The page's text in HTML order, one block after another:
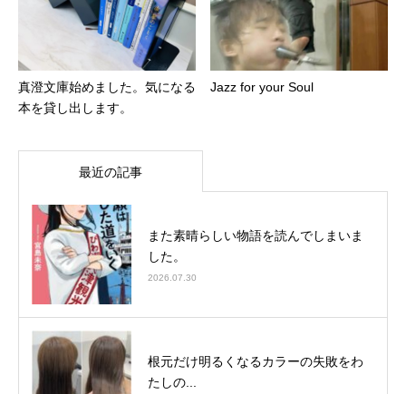
真澄文庫始めました。気になる
本を貸し出します。
Jazz for your Soul
最近の記事
また素晴らしい物語を読んでしまいま
した。
2026.07.30
根元だけ明るくなるカラーの失敗をわ
たしの...